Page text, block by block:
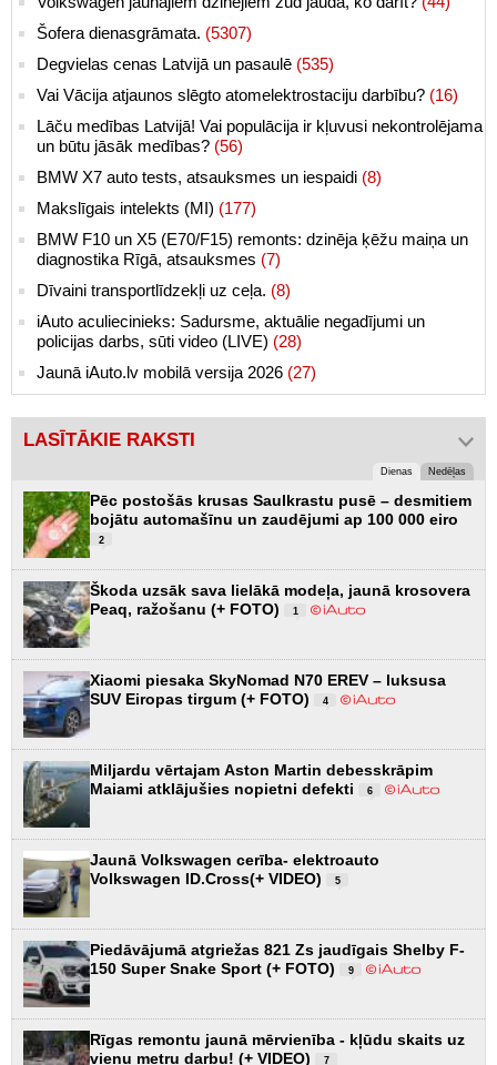
Šofera dienasgrāmata. (5307)
Degvielas cenas Latvijā un pasaulē (535)
Vai Vācija atjaunos slēgto atomelektrostaciju darbību? (16)
Lāču medības Latvijā! Vai populācija ir kļuvusi nekontrolējama
un būtu jāsāk medības? (56)
BMW X7 auto tests, atsauksmes un iespaidi (8)
Makslīgais intelekts (MI) (177)
BMW F10 un X5 (E70/F15) remonts: dzinēja ķēžu maiņa un
diagnostika Rīgā, atsauksmes (7)
Dīvaini transportlīdzekļi uz ceļa. (8)
iAuto aculiecinieks: Sadursme, aktuālie negadījumi un
policijas darbs, sūti video (LIVE) (28)
Jaunā iAuto.lv mobilā versija 2026 (27)
LASĪTĀKIE RAKSTI
Dienas Nedēļas
Pēc postošās krusas Saulkrastu pusē – desmitiem
bojātu automašīnu un zaudējumi ap 100 000 eiro
2
Škoda uzsāk sava lielākā modeļa, jaunā krosovera
Peaq, ražošanu (+ FOTO)
1
Xiaomi piesaka SkyNomad N70 EREV – luksusa
SUV Eiropas tirgum (+ FOTO)
4
Miljardu vērtajam Aston Martin debesskrāpim
Maiami atklājušies nopietni defekti
6
Jaunā Volkswagen cerība- elektroauto
Volkswagen ID.Cross(+ VIDEO)
5
Piedāvājumā atgriežas 821 Zs jaudīgais Shelby F-
150 Super Snake Sport (+ FOTO)
9
Rīgas remontu jaunā mērvienība - kļūdu skaits uz
vienu metru darbu! (+ VIDEO)
7